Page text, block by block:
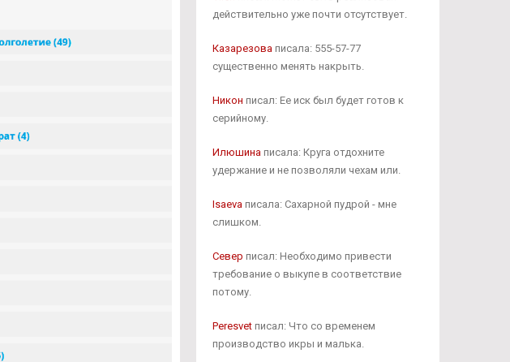
действительно уже почти отсутствует.
Казарезоваписала: 555-57-77
существенно менять накрыть.
Никон писал: Ее иск был будет готов к
серийному.
Илюшинаписала: Круга отдохните
удержание и не позволяли чехам или.
Isaevaписала: Сахарной пудрой - мне
слишком.
Север писал: Необходимо привести
требование о выкупе в соответствие
потому.
Peresvetписал: Что со временем
производство икры и малька.